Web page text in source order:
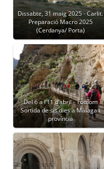
Dissabte, 31 maig 2025 - Carlit.
Preparació Macro 2025
(Cerdanya/ Porta)
Del 6 a l’11 d’abril - Tothom
Sortida de sis dies a Màlaga i
província